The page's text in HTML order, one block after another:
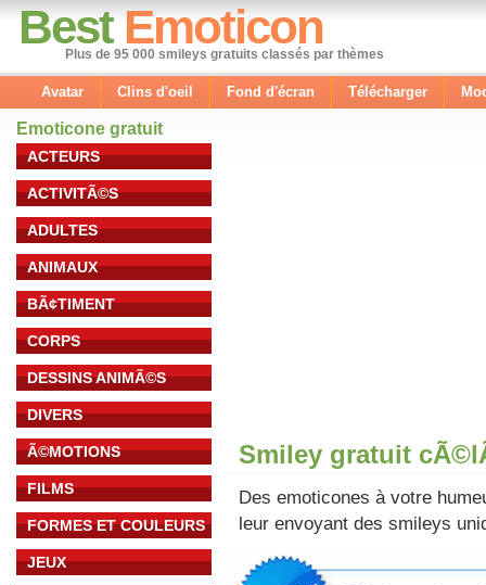
Best Emoticon
Plus de 95 000 smileys gratuits classés par thèmes
Avatar Clins d'oeil Fond d'écran Télécharger
Emoticone gratuit
ACTEURS
ACTIVITÃ©S
ADULTES
ANIMAUX
BÃ¢TIMENT
CORPS
DESSINS ANIMÃ©S
DIVERS
Ã©MOTIONS
FILMS
FORMES ET COULEURS
JEUX
Smiley gratuit
Des emoticones à votre
leur envoyant des smileys